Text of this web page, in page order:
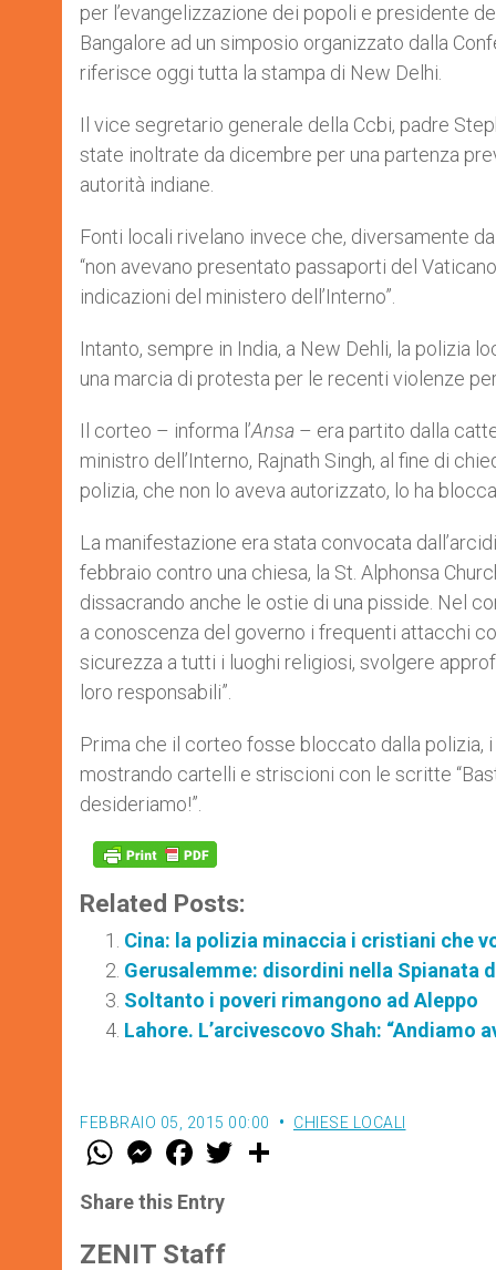
per l’evangelizzazione dei popoli e presidente
Bangalore ad un simposio organizzato dalla
riferisce oggi tutta la stampa di New Delhi.
Il vice segretario generale della Ccbi, padre
state inoltrate da dicembre per una partenza
autorità indiane.
Fonti locali rivelano invece che, diversamente
“non avevano presentato passaporti del
indicazioni del ministero dell’Interno”.
Intanto, sempre in India, a New Dehli, la polizia
una marcia di protesta per le recenti violenze
Il corteo – informa l’Ansa – era partito dalla
ministro dell’Interno, Rajnath Singh, al fine di
polizia, che non lo aveva autorizzato, lo ha
La manifestazione era stata convocata
febbraio contro una chiesa, la St. Alphonsa
dissacrando anche le ostie di una pisside. Nel
a conoscenza del governo i frequenti attacchi
sicurezza a tutti i luoghi religiosi, svolgere
loro responsabili”.
Prima che il corteo fosse bloccato dalla polizia,
mostrando cartelli e striscioni con le scritte
desideriamo!”.
Related Posts:
Cina: la polizia minaccia i cristiani che
Gerusalemme: disordini nella Spianata
Soltanto i poveri rimangono ad Aleppo
Lahore. L’arcivescovo Shah: “Andiamo
FEBBRAIO 05, 2015 00:00 CHIESE LOCALI
W
t
s
p
M
e
s
e
g
F
a
e
b
o
w
Share this Entry
ZENIT Staff